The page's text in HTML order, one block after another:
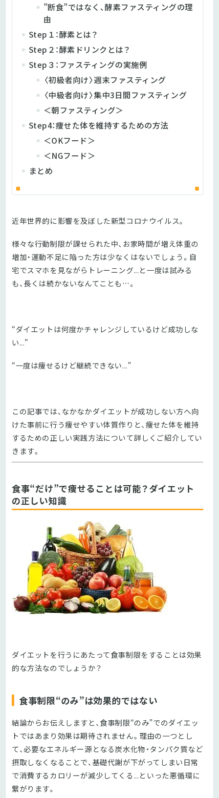
”断食”ではなく、酵素ファスティングの理
由
Step１：酵素とは？
Step２：酵素ドリンクとは？
Step３：ファスティングの実施例
〈初級者向け〉週末ファスティング
〈中級者向け〉集中3日間ファスティング
＜朝ファスティング＞
Step4：痩せた体を維持するための方法
＜OKフード＞
＜NGフード＞
まとめ
近年世界的に影響を及ぼした新型コロナウイルス。
様々な行動制限が課せられた中、お家時間が増え体重の
増加・運動不足に陥った方は少なくはないでしょう。自
宅でスマホを見ながらトレーニング...と一度は試みる
も、長くは続かないなんてことも…。
“ダイエットは何度かチャレンジしているけど成功しな
い...”
“一度は痩せるけど継続できない...”
この記事では、なかなかダイエットが成功しない方へ向
けた事前に行う痩せやすい体質作りと、痩せた体を維持
するための正しい実践方法について詳しくご紹介してい
きます。
食事“だけ”で痩せることは可能？ダイエット
の正しい知識
ダイエットを行うにあたって食事制限をすることは効果
的な方法なのでしょうか？
食事制限“のみ”は効果的ではない
結論からお伝えしますと、食事制限“のみ”でのダイエッ
トではあまり効果は期待されません。理由の一つとし
て、必要なエネルギー源となる炭水化物・タンパク質など
摂取しなくなることで、基礎代謝が下がってしまい日常
で消費するカロリーが減少してくる...といった悪循環に
繋がります。